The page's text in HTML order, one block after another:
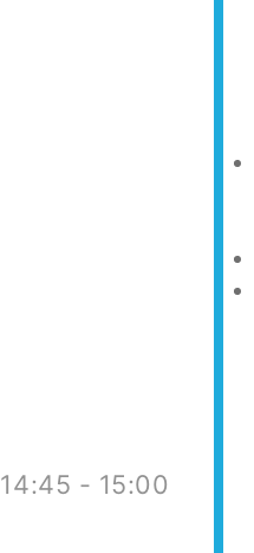
14:45 - 15:00